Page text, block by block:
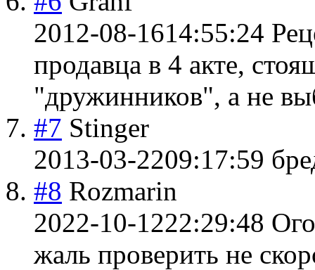
2012-08-1614:55:24
продавца в 4 акте,
"дружинников", а не
#7 Stinger
2013-03-2209:17:59
#8 Rozmarin
2022-10-1222:29:48
жаль проверить не